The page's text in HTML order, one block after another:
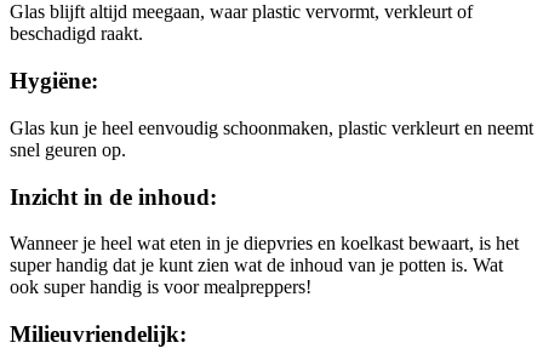
Glas blijft altijd meegaan, waar plastic vervormt, verkleurt of
beschadigd raakt.
Hygiëne:
Glas kun je heel eenvoudig schoonmaken, plastic verkleurt en neemt
snel geuren op.
Inzicht in de inhoud:
Wanneer je heel wat eten in je diepvries en koelkast bewaart, is het
super handig dat je kunt zien wat de inhoud van je potten is. Wat
ook super handig is voor mealpreppers!
Milieuvriendelijk: